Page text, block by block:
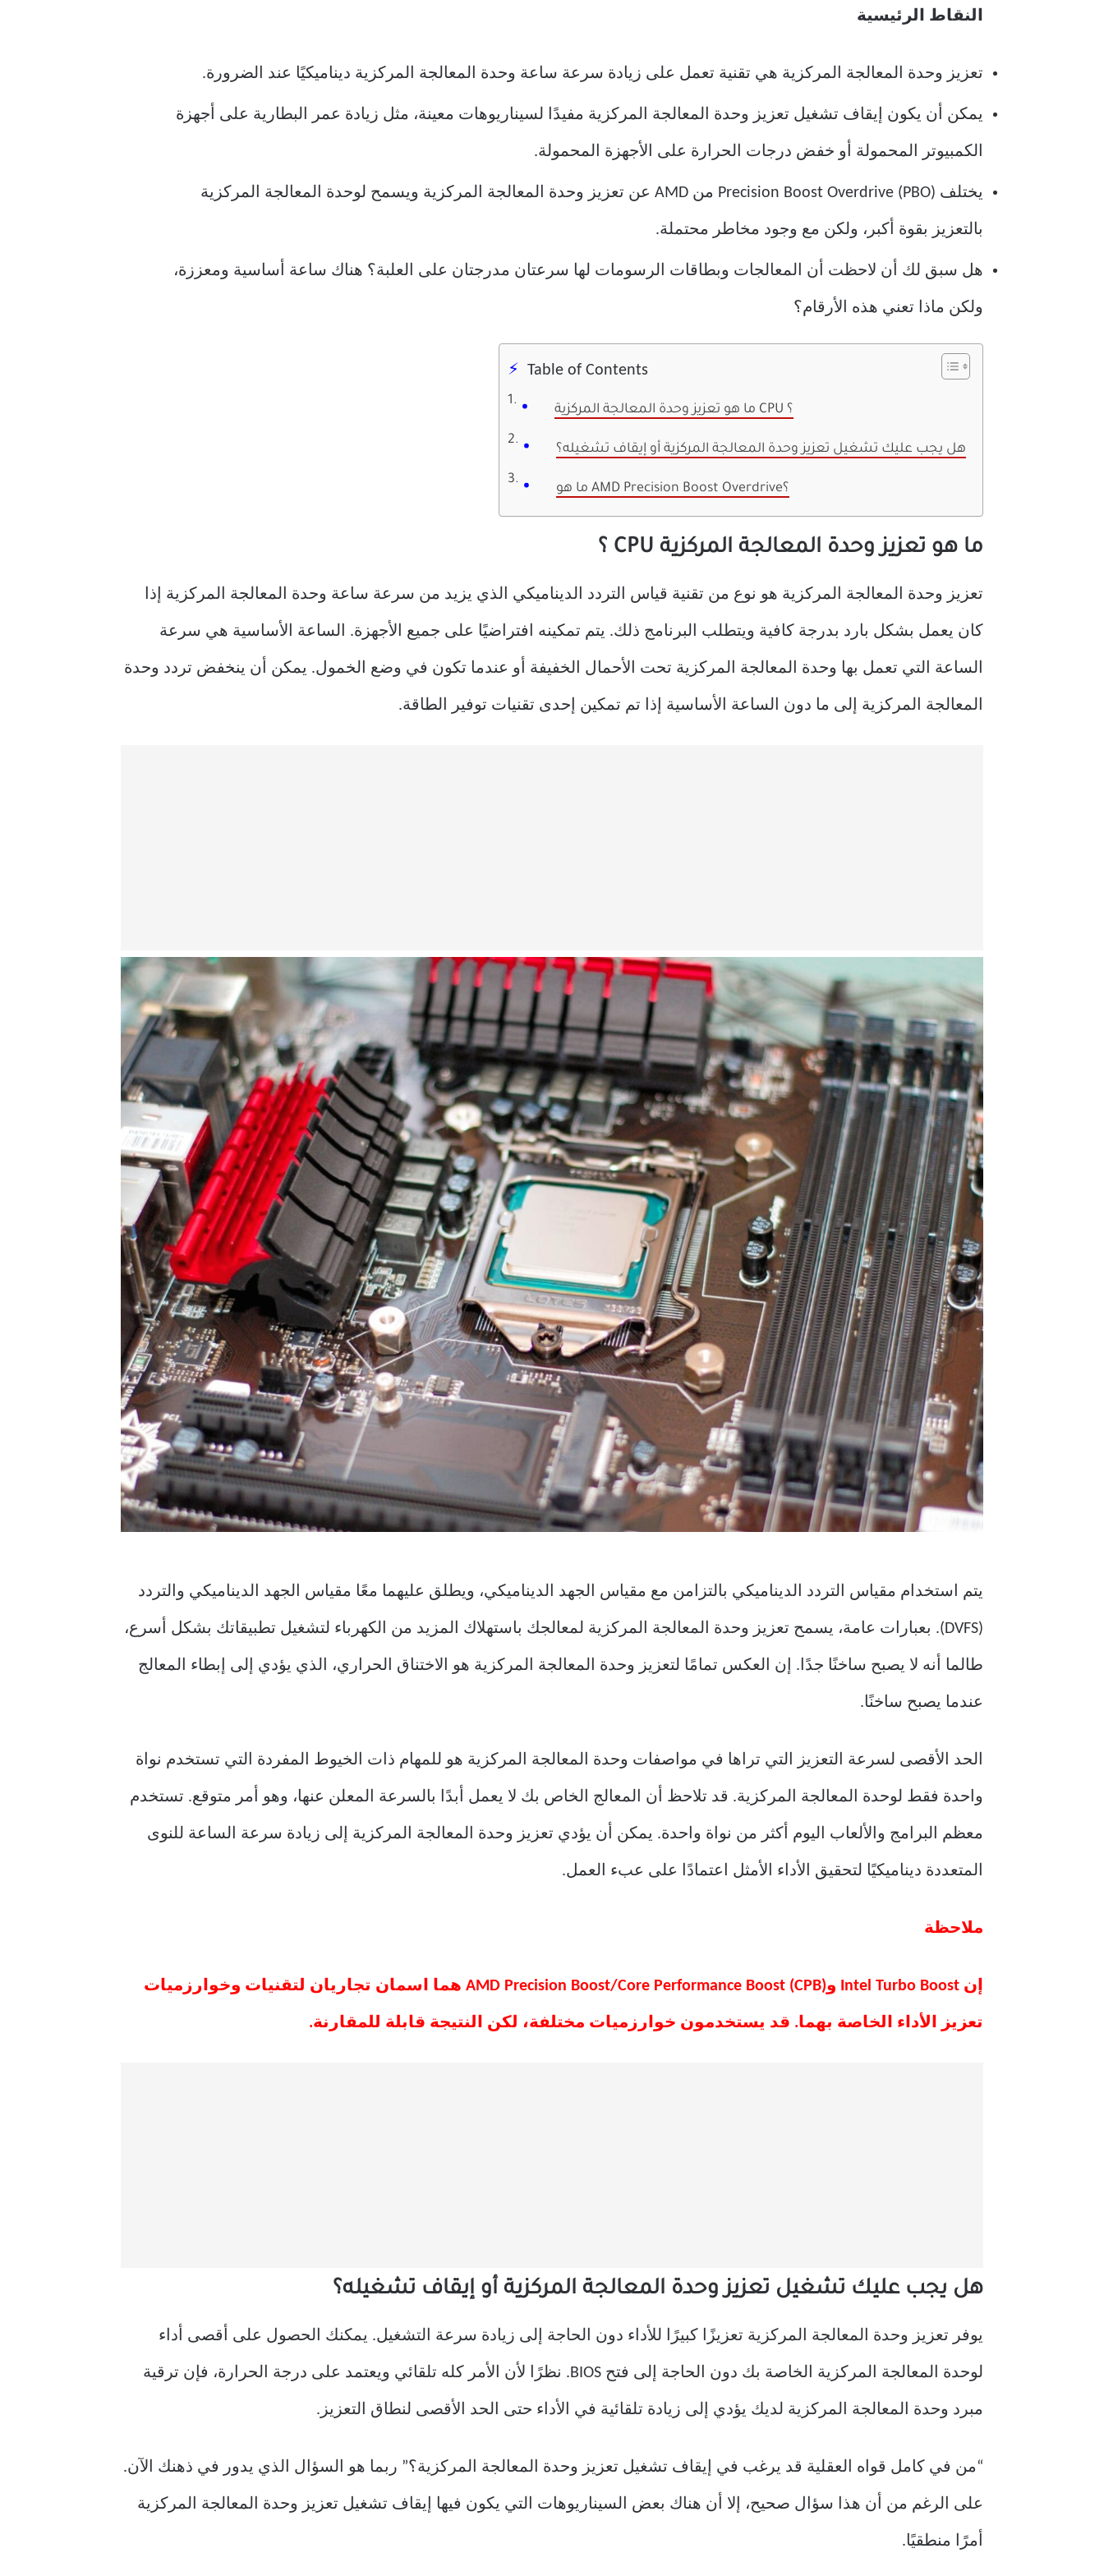
النقاط الرئيسية
تعزيز وحدة المعالجة المركزية هي تقنية تعمل على زيادة سرعة ساعة وحدة المعالجة المركزية ديناميكيًا عند الضرورة.
يمكن أن يكون إيقاف تشغيل تعزيز وحدة المعالجة المركزية مفيدًا لسيناريوهات معينة، مثل زيادة عمر البطارية على أجهزة
الكمبيوتر المحمولة أو خفض درجات الحرارة على الأجهزة المحمولة.
يختلف Precision Boost Overdrive (PBO) من AMD عن تعزيز وحدة المعالجة المركزية ويسمح لوحدة المعالجة المركزية
بالتعزيز بقوة أكبر، ولكن مع وجود مخاطر محتملة.
هل سبق لك أن لاحظت أن المعالجات وبطاقات الرسومات لها سرعتان مدرجتان على العلبة؟ هناك ساعة أساسية ومعززة،
ولكن ماذا تعني هذه الأرقام؟
Table of Contents
ما هو تعزيز وحدة المعالجة المركزية CPU ؟
هل يجب عليك تشغيل تعزيز وحدة المعالجة المركزية أو إيقاف تشغيله؟
ما هو AMD Precision Boost Overdrive؟
ما هو تعزيز وحدة المعالجة المركزية CPU ؟
تعزيز وحدة المعالجة المركزية هو نوع من تقنية قياس التردد الديناميكي الذي يزيد من سرعة ساعة وحدة المعالجة المركزية إذا
كان يعمل بشكل بارد بدرجة كافية ويتطلب البرنامج ذلك. يتم تمكينه افتراضيًا على جميع الأجهزة. الساعة الأساسية هي سرعة
الساعة التي تعمل بها وحدة المعالجة المركزية تحت الأحمال الخفيفة أو عندما تكون في وضع الخمول. يمكن أن ينخفض تردد وحدة
المعالجة المركزية إلى ما دون الساعة الأساسية إذا تم تمكين إحدى تقنيات توفير الطاقة.
يتم استخدام مقياس التردد الديناميكي بالتزامن مع مقياس الجهد الديناميكي، ويطلق عليهما معًا مقياس الجهد الديناميكي والتردد
(DVFS). بعبارات عامة، يسمح تعزيز وحدة المعالجة المركزية لمعالجك باستهلاك المزيد من الكهرباء لتشغيل تطبيقاتك بشكل أسرع،
طالما أنه لا يصبح ساخنًا جدًا. إن العكس تمامًا لتعزيز وحدة المعالجة المركزية هو الاختناق الحراري، الذي يؤدي إلى إبطاء المعالج
عندما يصبح ساخنًا.
الحد الأقصى لسرعة التعزيز التي تراها في مواصفات وحدة المعالجة المركزية هو للمهام ذات الخيوط المفردة التي تستخدم نواة
واحدة فقط لوحدة المعالجة المركزية. قد تلاحظ أن المعالج الخاص بك لا يعمل أبدًا بالسرعة المعلن عنها، وهو أمر متوقع. تستخدم
معظم البرامج والألعاب اليوم أكثر من نواة واحدة. يمكن أن يؤدي تعزيز وحدة المعالجة المركزية إلى زيادة سرعة الساعة للنوى
المتعددة ديناميكيًا لتحقيق الأداء الأمثل اعتمادًا على عبء العمل.
ملاحظة
إن Intel Turbo Boost وAMD Precision Boost/Core Performance Boost (CPB) هما اسمان تجاريان لتقنيات وخوارزميات
تعزيز الأداء الخاصة بهما. قد يستخدمون خوارزميات مختلفة، لكن النتيجة قابلة للمقارنة.
هل يجب عليك تشغيل تعزيز وحدة المعالجة المركزية أو إيقاف تشغيله؟
يوفر تعزيز وحدة المعالجة المركزية تعزيزًا كبيرًا للأداء دون الحاجة إلى زيادة سرعة التشغيل. يمكنك الحصول على أقصى أداء
لوحدة المعالجة المركزية الخاصة بك دون الحاجة إلى فتح BIOS. نظرًا لأن الأمر كله تلقائي ويعتمد على درجة الحرارة، فإن ترقية
مبرد وحدة المعالجة المركزية لديك يؤدي إلى زيادة تلقائية في الأداء حتى الحد الأقصى لنطاق التعزيز.
“من في كامل قواه العقلية قد يرغب في إيقاف تشغيل تعزيز وحدة المعالجة المركزية؟” ربما هو السؤال الذي يدور في ذهنك الآن.
على الرغم من أن هذا سؤال صحيح، إلا أن هناك بعض السيناريوهات التي يكون فيها إيقاف تشغيل تعزيز وحدة المعالجة المركزية
أمرًا منطقيًا.